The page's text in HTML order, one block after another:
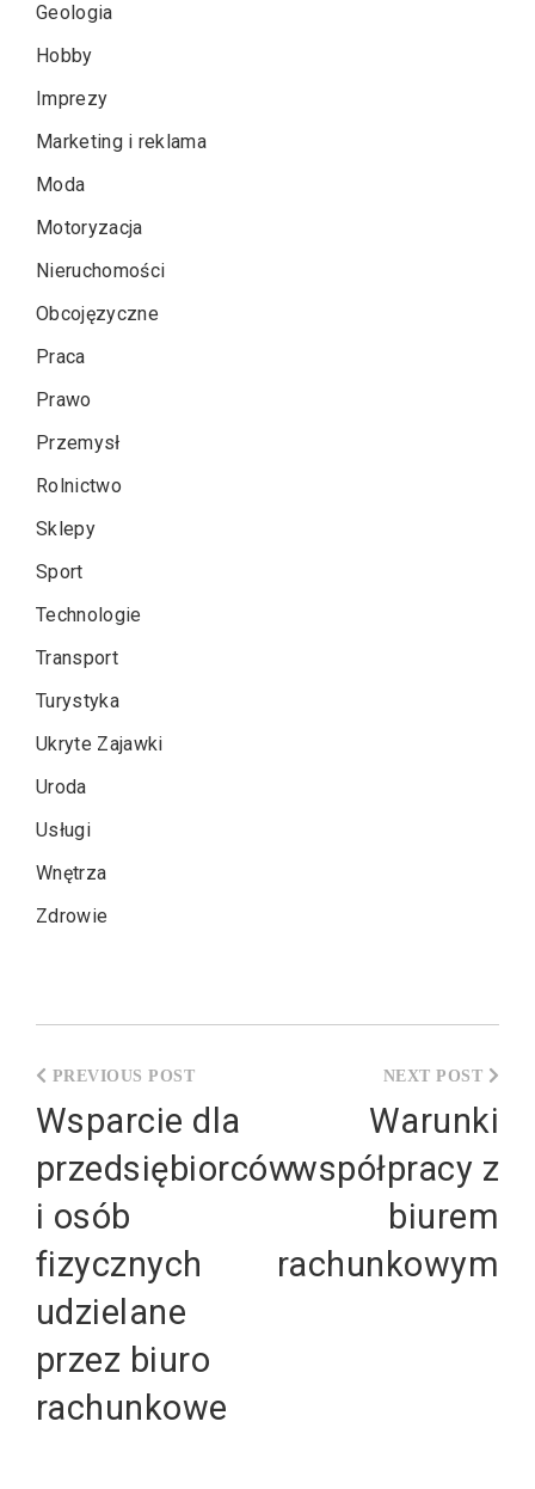
Geologia
Hobby
Imprezy
Marketing i reklama
Moda
Motoryzacja
Nieruchomości
Obcojęzyczne
Praca
Prawo
Przemysł
Rolnictwo
Sklepy
Sport
Technologie
Transport
Turystyka
Ukryte Zajawki
Uroda
Usługi
Wnętrza
Zdrowie
wpisu
Wsparcie dla
przedsiębiorców
i osób
fizycznych
udzielane
przez biuro
rachunkowe
Warunki
współpracy z
biurem
rachunkowym